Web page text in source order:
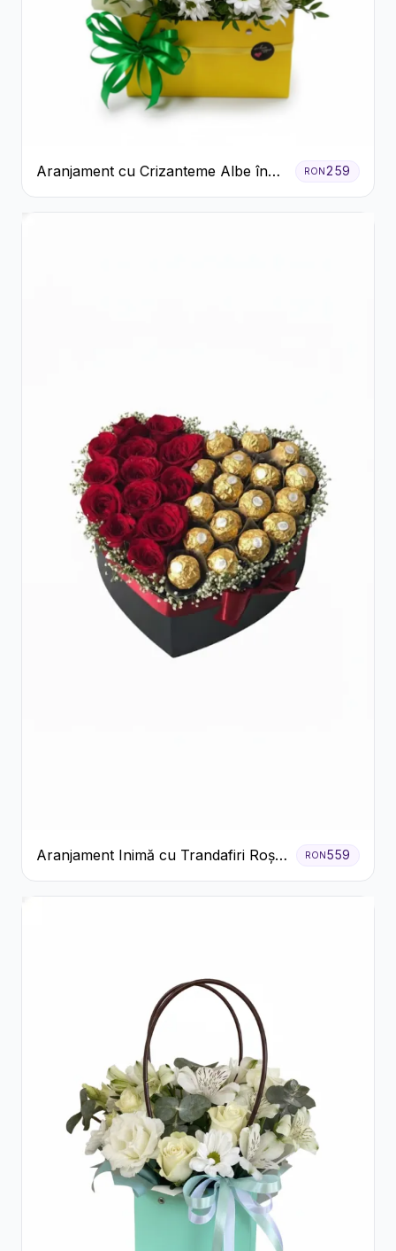
Aranjament cu Crizanteme Albe în
Cutie Galbenă
RON259
Aranjament Inimă cu Trandafiri Roșii
și Ciocolată Ferrero Rocher
RON559